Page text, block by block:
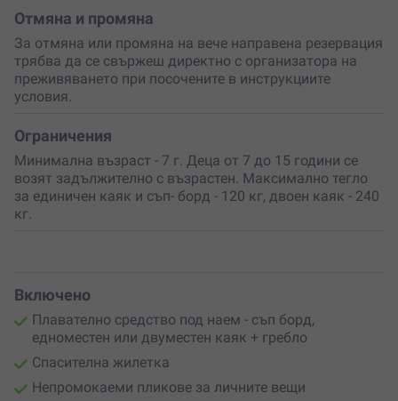
водонепромокаем плик за лични вещи.
Цялото преживяване продължава около час и
половина и е подходящо както за соло приключенци,
така и за групи до 35 човека. Допускат се и домашни
любимци
Готов ли си за истинска морска магия? Вземи ваучер
за себе си или
подари това изживяване на някой,
когото обичаш – така се създават спомени, които
остават завинаги.
Греби към изгрева или залеза
и създай спомен, който ще носиш в сърцето си.
Отмяна и промяна
За отмяна или промяна на вече направена резервация
трябва да се свържеш директно с организатора на
преживяването при посочените в инструкциите
условия.
Ограничения
Минимална възраст - 7 г. Деца от 7 до 15 години се
возят задължително с възрастен. Максимално тегло
за единичен каяк и съп- борд - 120 кг, двоен каяк - 240
кг.
Включено
Плавателно средство под наем - съп борд,
едноместен или двуместен каяк + гребло
Спасителна жилетка
Непромокаеми пликове за личните вещи